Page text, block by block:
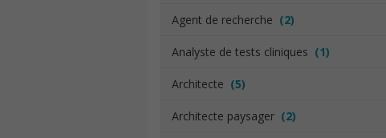
Agent de recherche (2)
Analyste de tests cliniques (1)
Architecte (5)
Architecte paysager (2)